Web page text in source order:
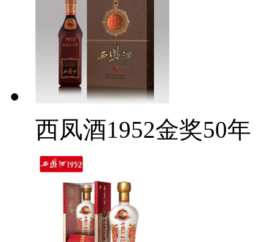
西凤酒1952金奖50年